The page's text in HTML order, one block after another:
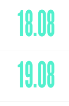
18.08
19.08